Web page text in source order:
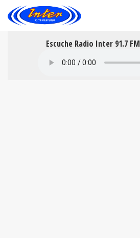
Escuche Radio Inter 91.7 FM